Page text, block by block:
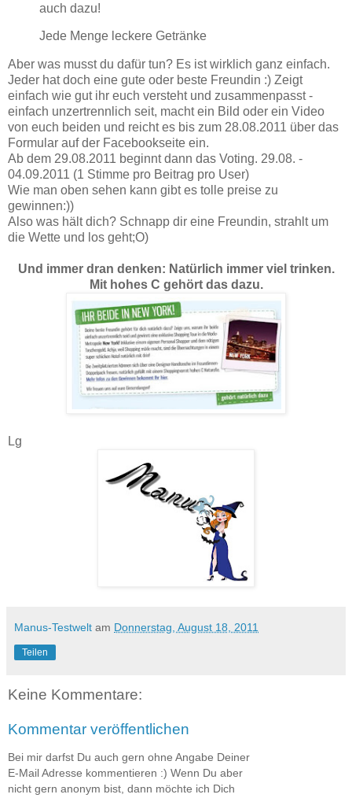
auch dazu!
Jede Menge leckere Getränke
Aber was musst du dafür tun? Es ist wirklich ganz einfach.
Jeder hat doch eine gute oder beste Freundin :) Zeigt
einfach wie gut ihr euch versteht und zusammenpasst -
einfach unzertrennlich seit, macht ein Bild oder ein Video
von euch beiden und reicht es bis zum 28.08.2011 über das
Formular auf der Facebookseite ein.
Ab dem 29.08.2011 beginnt dann das Voting. 29.08. -
04.09.2011 (1 Stimme pro Beitrag pro User)
Wie man oben sehen kann gibt es tolle preise zu
gewinnen:))
Also was hält dich? Schnapp dir eine Freundin, strahlt um
die Wette und los geht;O)
Und immer dran denken: Natürlich immer viel trinken.
Mit hohes C gehört das dazu.
Lg
Manus-Testwelt am Donnerstag, August 18, 2011
Teilen
Keine Kommentare:
Kommentar veröffentlichen
Bei mir darfst Du auch gern ohne Angabe Deiner
E-Mail Adresse kommentieren :) Wenn Du aber
nicht gern anonym bist, dann möchte ich Dich